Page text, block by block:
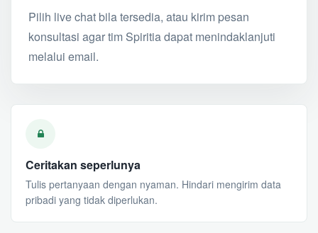
Pilih live chat bila tersedia, atau kirim pesan
konsultasi agar tim Spiritia dapat menindaklanjuti
melalui email.
Ceritakan seperlunya
Tulis pertanyaan dengan nyaman. Hindari mengirim data
pribadi yang tidak diperlukan.